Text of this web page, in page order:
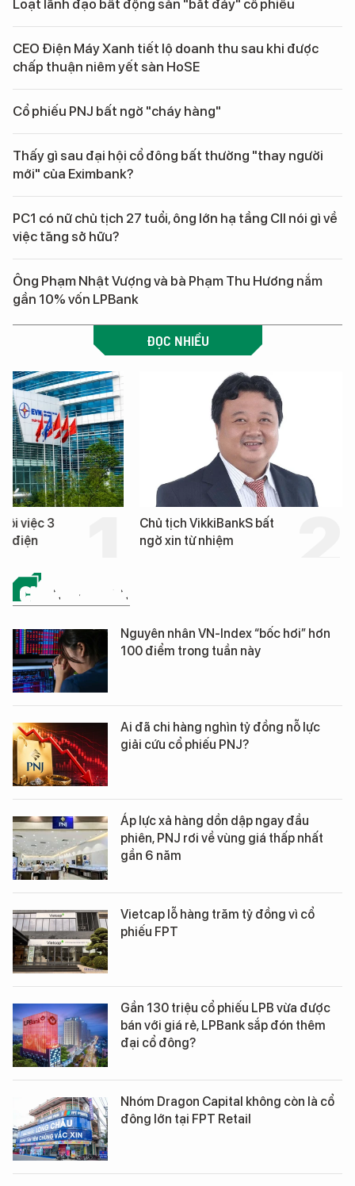
Loạt lãnh đạo bất động sản "bắt đáy" cổ phiếu
CEO Điện Máy Xanh tiết lộ doanh thu sau khi được
chấp thuận niêm yết sàn HoSE
Cổ phiếu PNJ bất ngờ "cháy hàng"
Thấy gì sau đại hội cổ đông bất thường "thay người
mới" của Eximbank?
PC1 có nữ chủ tịch 27 tuổi, ông lớn hạ tầng CII nói gì về
việc tăng sở hữu?
Ông Phạm Nhật Vượng và bà Phạm Thu Hương nắm
gần 10% vốn LPBank
ĐỌC NHIỀU
việc 3
điện
Chủ tịch VikkiBankS bất
ngờ xin từ nhiệm
CHỨNG KHOÁN
Nguyên nhân VN-Index “bốc hơi” hơn
100 điểm trong tuần này
Ai đã chi hàng nghìn tỷ đồng nỗ lực
giải cứu cổ phiếu PNJ?
Áp lực xả hàng dồn dập ngay đầu
phiên, PNJ rơi về vùng giá thấp nhất
gần 6 năm
Vietcap lỗ hàng trăm tỷ đồng vì cổ
phiếu FPT
Gần 130 triệu cổ phiếu LPB vừa được
bán với giá rẻ, LPBank sắp đón thêm
đại cổ đông?
Nhóm Dragon Capital không còn là cổ
đông lớn tại FPT Retail